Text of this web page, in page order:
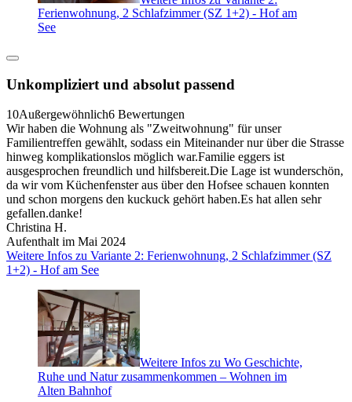
Ferienwohnung, 2 Schlafzimmer (SZ 1+2) - Hof am
See
Unkompliziert und absolut passend
10Außergewöhnlich6 Bewertungen
Wir haben die Wohnung als "Zweitwohnung" für unser
Familientreffen gewählt, sodass ein Miteinander nur über die Strasse
hinweg komplikationslos möglich war.Familie eggers ist
ausgesprochen freundlich und hilfsbereit.Die Lage ist wunderschön,
da wir vom Küchenfenster aus über den Hofsee schauen konnten
und schon morgens den kuckuck gehört haben.Es hat allen sehr
gefallen.danke!
Christina H.
Aufenthalt im Mai 2024
Weitere Infos zu Variante 2: Ferienwohnung, 2 Schlafzimmer (SZ
1+2) - Hof am See
Weitere Infos zu Wo Geschichte,
Ruhe und Natur zusammenkommen – Wohnen im
Alten Bahnhof